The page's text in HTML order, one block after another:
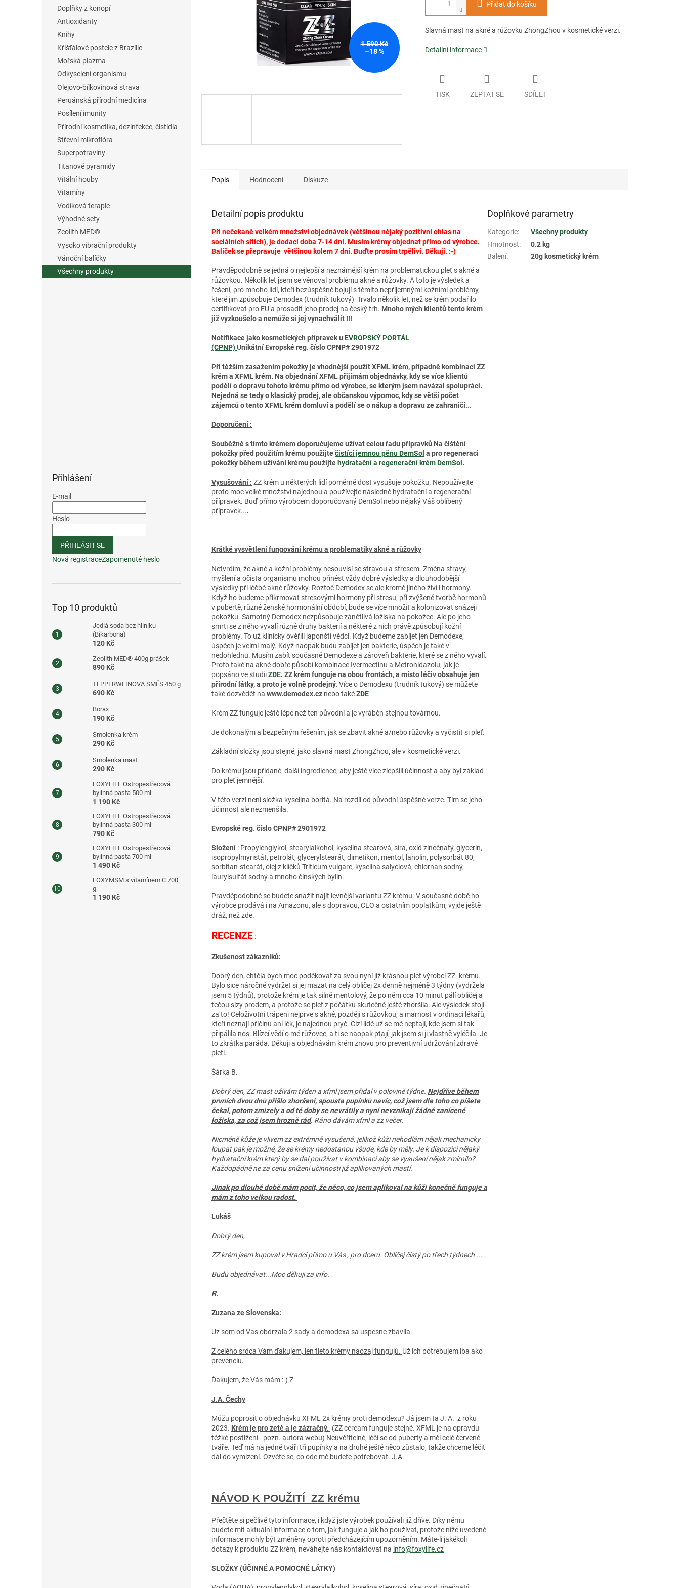
Doplňky z konopí
Antioxidanty
Knihy
Křišťálové postele z Brazílie
Mořská plazma
Odkyselení organismu
Olejovo-bílkovinová strava
Peruánská přírodní medicína
Posílení imunity
Přírodní kosmetika, dezinfekce, čistidla
Střevní mikroflóra
Superpotraviny
Titanové pyramidy
Vitální houby
Vitamíny
Vodíková terapie
Výhodné sety
Zeolith MED®
Vysoko vibrační produkty
Vánoční balíčky
Všechny produkty
Přihlášení
E-mail
Heslo
PŘIHLÁSIT SE
Nová registraceZapomenuté heslo
Top 10 produktů
Jedlá soda bez hliníku
(Bikarbona)
120 Kč
Zeolith MED® 400g prášek
890 Kč
TEPPERWEINOVA SMĚS 450 g
690 Kč
Borax
190 Kč
Smolenka krém
290 Kč
Smolenka mast
290 Kč
FOXYLIFE Ostropestřecová
bylinná pasta 500 ml
1 190 Kč
FOXYLIFE Ostropestřecová
bylinná pasta 300 ml
790 Kč
FOXYLIFE Ostropestřecová
bylinná pasta 700 ml
1 490 Kč
FOXYMSM s vitamínem C 700
g
1 190 Kč
1 590 Kč
–18 %
Přidat do košíku
Slavná mast na akné a růžovku ZhongZhou v kosmetické verzi.
Detailní informace
TISK ZEPTAT SE SDÍLET
Popis Hodnocení Diskuze
Detailní popis produktu
Při nečekaně velkém množství objednávek (většinou nějaký pozitivní ohlas na
sociálních sítích), je dodací doba 7-14 dní. Musím krémy objednat přímo od výrobce.
Balíček se přepravuje většinou kolem 7 dní. Buďte prosím trpěliví. Děkuji. :-)
Pravděpodobně se jedná o nejlepší a neznámější krém na problematickou pleť s akné a
růžovkou. Několik let jsem se věnoval problému akné a růžovky. A toto je výsledek a
řešení, pro mnoho lidí, kteří bezúspěšně bojují s těmito nepříjemnými kožními problémy,
které jim způsobuje Demodex (trudník tukový) Trvalo několik let, než se krém podařilo
certifikovat pro EU a prosadit jeho prodej na český trh. Mnoho mých klientů tento krém
již vyzkoušelo a nemůže si jej vynachválit !!!
Notifikace jako kosmetických přípravek u EVROPSKÝ PORTÁL
(CPNP)Unikátní Evropské reg. číslo CPNP# 2901972
Při těžším zasažením pokožky je vhodnější použít XFML krém, případně kombinaci ZZ
krém a XFML krém. Na objednání XFML přijímám objednávky, kdy se více klientů
podělí o dopravu tohoto krému přímo od výrobce, se kterým jsem navázal spolupráci.
Nejedná se tedy o klasický prodej, ale občanskou výpomoc, kdy se větší počet
zájemců o tento XFML krém domluví a podělí se o nákup a dopravu ze zahraničí...
Doporučení :
Souběžně s tímto krémem doporučujeme užívat celou řadu přípravků Na čištění
pokožky před použitím krému použijtečistící jemnou pěnu DemSol a pro regeneraci
pokožky během užívání krému použijtehydratační a regenerační krém DemSol.
Vysušování : ZZ krém u některých lidí poměrně dost vysušuje pokožku. Nepoužívejte
proto moc velké množství najednou a používejte následně hydratační a regenerační
přípravek. Buď přímo výrobcem doporučovaný DemSol nebo nějaký Váš oblíbený
přípravek....
Krátké vysvětlení fungování krému a problematiky akné a růžovky
Netvrdím, že akné a kožní problémy nesouvisí se stravou a stresem. Změna stravy,
myšlení a očista organismu mohou přinést vždy dobré výsledky a dlouhodobější
výsledky při léčbě akné růžovky. Roztoč Demodex se ale kromě jiného živí i hormony.
Když ho budeme přikrmovat stresovými hormony při stresu, při zvýšené tvorbě hormonů
v pubertě, různé ženské hormonální období, bude se více množit a kolonizovat snázeji
pokožku. Samotný Demodex nezpůsobuje zánětlivá ložiska na pokožce. Ale po jeho
smrti se z něho vyvalí různé druhy bakterií a některé z nich právě způsobují kožní
problémy. To už klinicky ověřili japonští vědci. Když budeme zabíjet jen Demodexe,
úspěch je velmi malý. Když naopak budu zabíjet jen bakterie, úspěch je také v
nedohlednu. Musím zabít současně Demodexe a zároveň bakterie, které se z něho vyvalí.
Proto také na akné dobře působí kombinace Ivermectinu a Metronidazolu, jak je
popsáno ve studiiZDE. ZZ krém funguje na obou frontách, a místo léčiv obsahuje jen
přírodní látky, a proto je volně prodejný. Více o Demodexu (trudník tukový) se můžete
také dozvědět na www.demodex.cz nebo takéZDE
Krém ZZ funguje ještě lépe než ten původní a je vyráběn stejnou továrnou.
Je dokonalým a bezpečným řešením, jak se zbavit akné a/nebo růžovky a vyčistit si pleť.
Základní složky jsou stejné, jako slavná mast ZhongZhou, ale v kosmetické verzi.
Do krému jsou přidané další ingredience, aby ještě více zlepšili účinnost a aby byl základ
pro pleť jemnější.
V této verzi není složka kyselina boritá. Na rozdíl od původní úspěšné verze. Tím se jeho
účinnost ale nezmenšila.
Evropské reg. číslo CPNP# 2901972
Složení : Propylenglykol, stearylalkohol, kyselina stearová, síra, oxid zinečnatý, glycerin,
isopropylmyristát, petrolát, glycerylstearát, dimetikon, mentol, lanolin, polysorbát 80,
sorbitan-stearát, olej z klíčků Triticum vulgare, kyselina salyciová, chlornan sodný,
laurylsulfát sodný a mnoho čínských bylin.
Pravděpodobně se budete snažit najít levnější variantu ZZ krému. V současné době ho
výrobce prodává i na Amazonu, ale s dopravou, CLO a ostatním poplatkům, vyjde ještě
dráž, než zde.
RECENZE :
Zkušenost zákazníků:
Dobrý den, chtěla bych moc poděkovat za svou nyní již krásnou pleť výrobci ZZ- krému.
Bylo sice náročné vydržet si jej mazat na celý obličej 2x denně nejméně 3 týdny (vydržela
jsem 5 týdnů), protože krém je tak silně mentolový, že po něm cca 10 minut pálí obličej a
tečou slzy prodem, a protože se pleť z počátku skutečně ještě zhoršila. Ale výsledek stojí
za to! Celoživotni trápeni nejprve s akné, později s růžovkou, a marnost v ordinaci lékařů,
kteří neznají příčinu ani lék, je najednou pryč. Cizí lidé už se mě neptají, kde jsem si tak
připálila nos. Blízcí vědí o mé růžovce, a ti se naopak ptají, jak jsem si ji vlastně vyléčila. Je
to zkrátka paráda. Děkuji a objednávám krém znovu pro preventivní udržování zdravé
pleti.
Šárka B.
Dobrý den, ZZ mast užívám týden a xfml jsem přidal v polovině týdne. Nejdříve během
prvních dvou dnů přišlo zhoršení, spousta pupínků navíc, což jsem dle toho co píšete
čekal, potom zmizely a od té doby se nevrátily a nyní nevznikají žádné zanícené
ložiska, za což jsem hrozně rád. Ráno dávám xfml a zz večer.
Nicméně kůže je vlivem zz extrémně vysušená, jelikož kůži nehodlám nějak mechanicky
loupat pak je možné, že se krémy nedostanou všude, kde by měly. Je k dispozici nějaký
hydratační krém který by se dal používat v kombinaci aby se vysušení nějak zmírnilo?
Každopádně ne za cenu snížení učinnosti již aplikovaných mastí.
Jinak po dlouhé době mám pocit, že něco, co jsem aplikoval na kůži konečně funguje a
mám z toho velkou radost.
Lukáš
Dobrý den,
ZZ krém jsem kupoval v Hradci přímo u Vás , pro dceru. Obličej čistý po třech týdnech ...
Budu objednávat...Moc děkuji za info.
R.
Zuzana ze Slovenska:
Uz som od Vas obdrzala 2 sady a demodexa sa uspesne zbavila.
Z celého srdca Vám ďakujem, len tieto krémy naozaj fungujú. Už ich potrebujem iba ako
prevenciu.
Ďakujem, že Vás mám :-) Z
J.A. Čechy
Můžu poprosit o objednávku XFML 2x krémy proti demodexu? Já jsem ta J. A. z roku
2023. Krém je pro zetě a je zázračný. (ZZ ceream funguje stejně. XFML je na opravdu
těžké postižení - pozn. autora webu) Neuvěřitelné, léčí se od puberty a měl celé červené
tváře. Teď má na jedné tváři tři pupínky a na druhé ještě něco zůstalo, takže chceme léčit
dál do vymizení. Ozvěte se, co ode mě budete potřebovat. J.A.
NÁVOD K POUŽITÍ ZZ krému
Přečtěte si pečlivě tyto informace, i když jste výrobek používali již dříve. Díky němu
budete mít aktuální informace o tom, jak funguje a jak ho používat, protože níže uvedené
informace mohly být změněny oproti předcházejícím upozorněním. Máte-li jakékoli
dotazy k produktu ZZ krém, neváhejte nás kontaktovat na info@foxylife.cz
SLOŽKY (ÚČINNÉ A POMOCNÉ LÁTKY)
Doplňkové parametry
Kategorie:
Všechny produkty
Hmotnost:
0.2 kg
Balení: 20g kosmetický krém